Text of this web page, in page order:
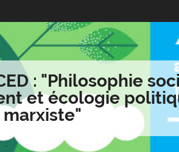
: "Philosophie
et écologie
marxiste"